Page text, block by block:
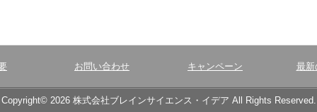
お問い合わせ キャンペーン 最新
Copyright© 2026 株式会社ブレインサイエンス・イデア All Rights Reserved.